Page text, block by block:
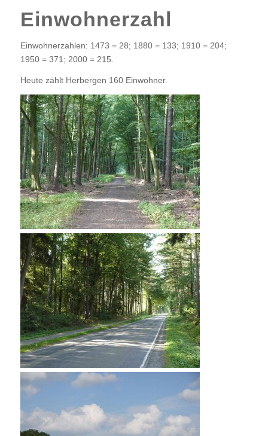
Einwohnerzahl
Einwohnerzahlen: 1473 = 28; 1880 = 133; 1910 = 204;
1950 = 371; 2000 = 215.
Heute zählt Herbergen 160 Einwohner.